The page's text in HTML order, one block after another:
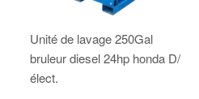
Unité de lavage 250Gal
bruleur diesel 24hp honda D/
élect.